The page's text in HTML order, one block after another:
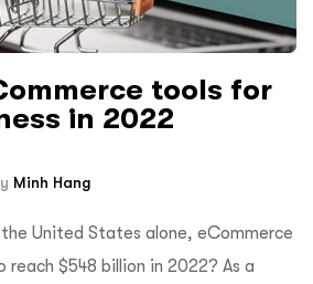
tools for
in 2022
Minh Hang
United States alone, eCommerce
$548 billion in 2022? As a